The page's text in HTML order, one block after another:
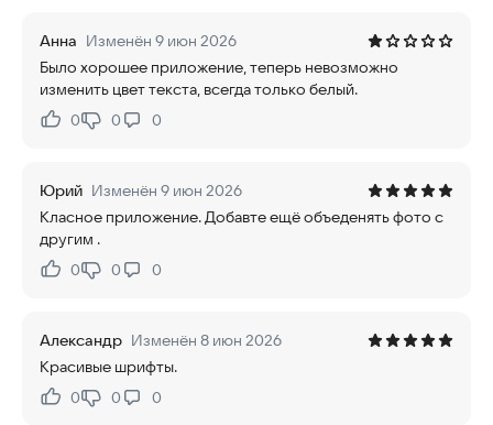
Анна Изменён 9 июн 2026
Было хорошее приложение, теперь невозможно
изменить цвет текста, всегда только белый.
Нравится:
0Не нравится:
0 0
Юрий Изменён 9 июн 2026
Класное приложение. Добавте ещё объеденять фото с
другим .
Нравится:
0Не нравится:
0 0
Александр Изменён 8 июн 2026
Красивые шрифты.
Нравится:
0Не нравится:
0 0